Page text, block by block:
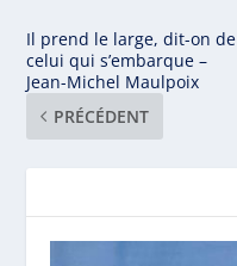
Il prend le large, dit-on de
celui qui s’embarque –
Jean-Michel Maulpoix
PRÉCÉDENT